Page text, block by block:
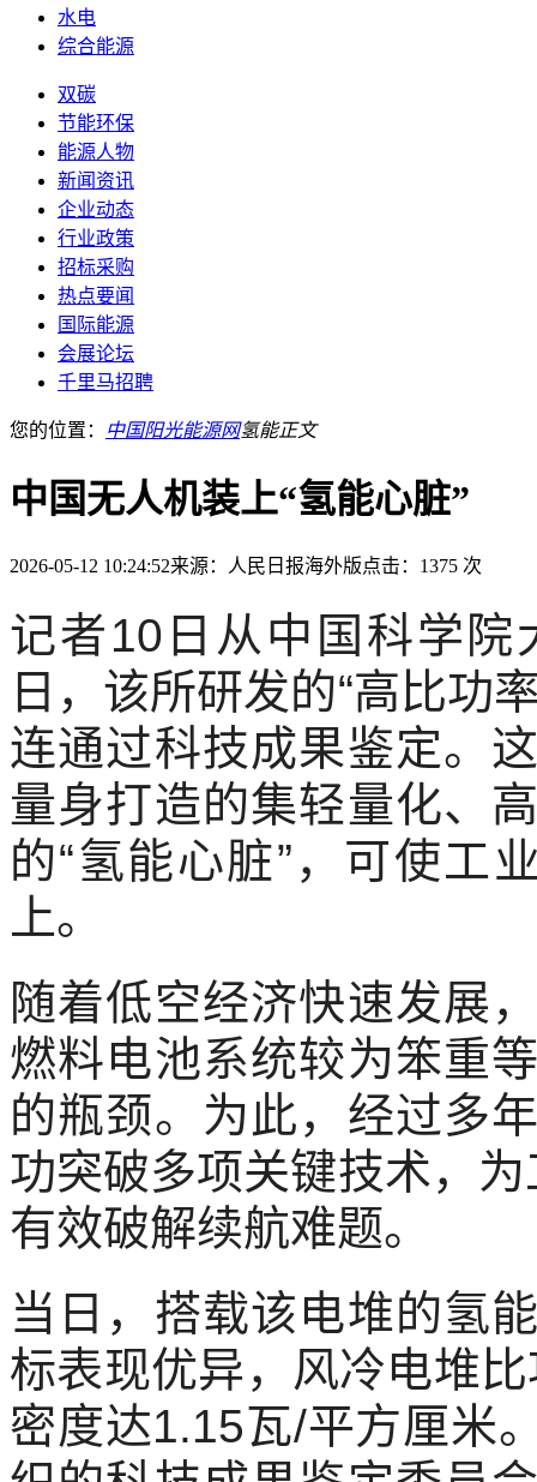
水电
综合能源
双碳
节能环保
能源人物
新闻资讯
企业动态
行业政策
招标采购
热点要闻
国际能源
会展论坛
千里马招聘
您的位置： 中国阳光能源网氢能正文
中国无人机装上“氢能心脏”
2026-05-12 10:24:52来源：人民日报海外版点击：1375 次
记者10日从中国科学
日，该所研发的“高比功
连通过科技成果鉴定。
量身打造的集轻量化、
的“氢能心脏”，可使工
上。
随着低空经济快速发展
燃料电池系统较为笨重
的瓶颈。为此，经过多
功突破多项关键技术，
有效破解续航难题。
当日，搭载该电堆的氢
标表现优异，风冷电堆
密度达1.15瓦/平方厘米